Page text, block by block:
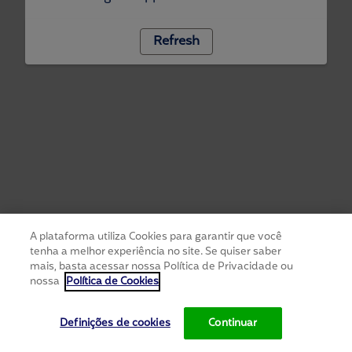
Refresh
A plataforma utiliza Cookies para garantir que você
tenha a melhor experiência no site. Se quiser saber
mais, basta acessar nossa Política de Privacidade ou
nossa Política de Cookies
Definições de cookies Continuar